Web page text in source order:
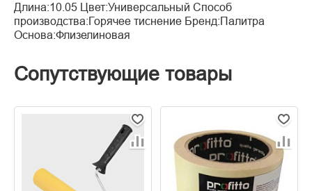
Длина:10.05 Цвет:Универсальный Способ
производства:Горячее тиснение Бренд:Палитра
Основа:Флизелиновая
Сопутствующие товары